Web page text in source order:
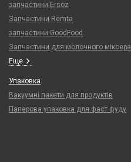
запчастини Ersoz
Запчастини Remta
запчастини GoodFood
Запчастини для молочного міксера
Еще
Упаковка
Вакуумні пакети для продуктів
Паперова упаковка для фаст фуду